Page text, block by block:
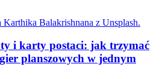
i karty postaci: jak trzymać
planszowych w jednym